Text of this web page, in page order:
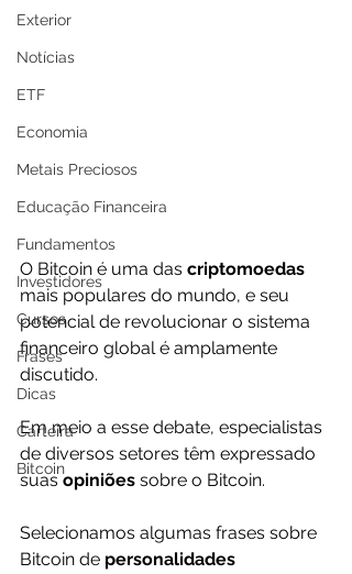
Exterior
Notícias
ETF
Economia
Metais Preciosos
Educação Financeira
Fundamentos
Investidores
Cursos
Frases
Dicas
Carteira
Bitcoin
O Bitcoin é uma das criptomoedas
mais populares do mundo, e seu
potencial de revolucionar o sistema
financeiro global é amplamente
discutido.
Em meio a esse debate, especialistas
de diversos setores têm expressado
suas opiniões sobre o Bitcoin.
Selecionamos algumas frases sobre
Bitcoin de personalidades